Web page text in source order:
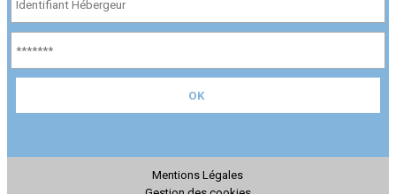
Mentions Légales